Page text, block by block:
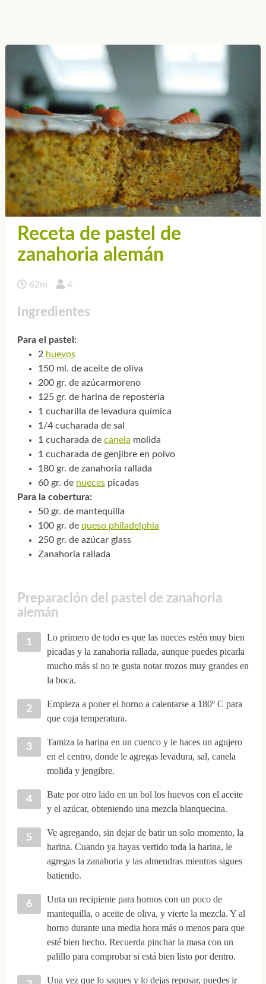
Receta de pastel de
zanahoria alemán
62m 4
Ingredientes
Para el pastel:
2 huevos
150 ml. de aceite de oliva
200 gr. de azúcarmoreno
125 gr. de harina de repostería
1 cucharilla de levadura química
1/4 cucharada de sal
1 cucharada de canela molida
1 cucharada de genjibre en polvo
180 gr. de zanahoria rallada
60 gr. de nuecespicadas
Para la cobertura:
50 gr. de mantequilla
100 gr. de queso philadelphia
250 gr. de azúcar glass
Zanahoria rallada
Preparación del pastel de zanahoria
alemán
Lo primero de todo es que las nueces estén muy bien
picadas y la zanahoria rallada, aunque puedes picarla
mucho más si no te gusta notar trozos muy grandes en
la boca.
Empieza a poner el horno a calentarse a 180º C para
que coja temperatura.
Tamiza la harina en un cuenco y le haces un agujero
en el centro, donde le agregas levadura, sal, canela
molida y jengibre.
Bate por otro lado en un bol los huevos con el aceite
y el azúcar, obteniendo una mezcla blanquecina.
Ve agregando, sin dejar de batir un solo momento, la
harina. Cuando ya hayas vertido toda la harina, le
agregas la zanahoria y las almendras mientras sigues
batiendo.
Unta un recipiente para hornos con un poco de
mantequilla, o aceite de oliva, y vierte la mezcla. Y al
horno durante una media hora más o menos para que
esté bien hecho. Recuerda pinchar la masa con un
palillo para comprobar si está bien listo por dentro.
Una vez que lo saques y lo dejas reposar, puedes ir